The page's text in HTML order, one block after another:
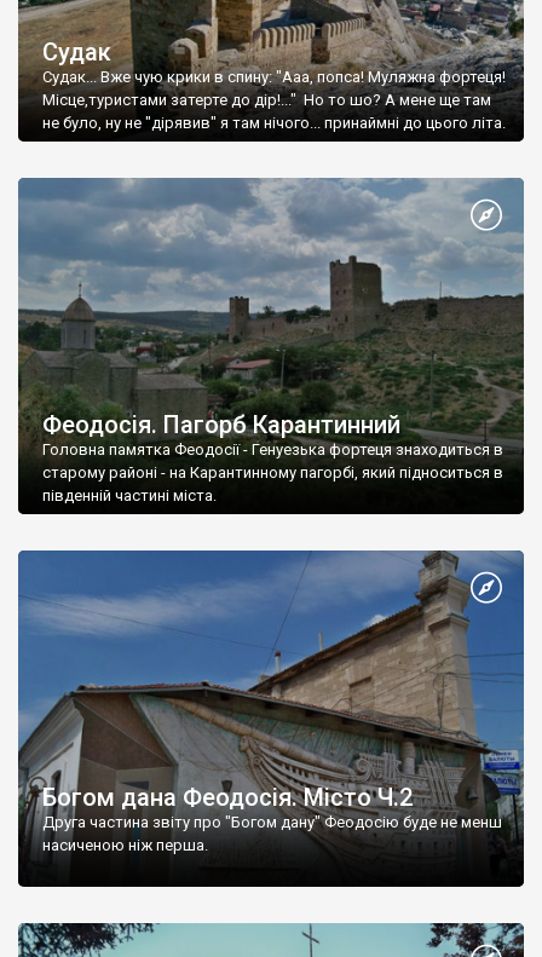
Судак
Судак... Вже чую крики в спину: "Ааа, попса! Муляжна фортеця!
Місце,туристами затерте до дір!..." Но то шо? А мене ще там
не було, ну не "дірявив" я там нічого... принаймні до цього літа.
Феодосія. Пагорб Карантинний
Головна памятка Феодосії - Генуезька фортеця знаходиться в
старому районі - на Карантинному пагорбі, який підноситься в
південній частині міста.
Богом дана Феодосія. Місто Ч.2
Друга частина звіту про "Богом дану" Феодосію буде не менш
насиченою ніж перша.